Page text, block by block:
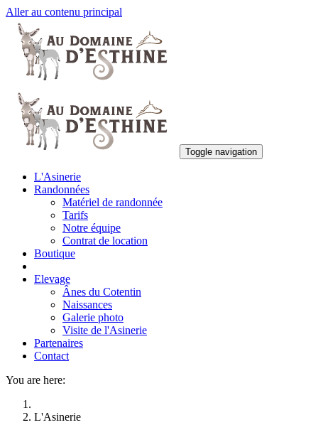
Aller au contenu principal
Toggle navigation
L'Asinerie
Randonnées
Matériel de randonnée
Tarifs
Notre équipe
Contrat de location
Boutique
Elevage
Ânes du Cotentin
Naissances
Galerie photo
Visite de l'Asinerie
Partenaires
Contact
You are here:
L'Asinerie